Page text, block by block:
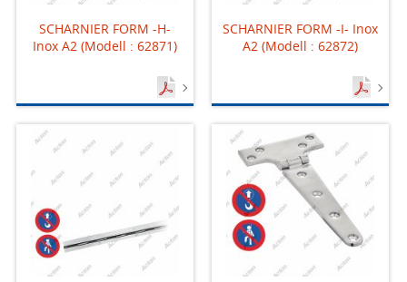
SCHARNIER FORM -H-
Inox A2 (Modell : 62871)
SCHARNIER FORM -I- Inox
A2 (Modell : 62872)